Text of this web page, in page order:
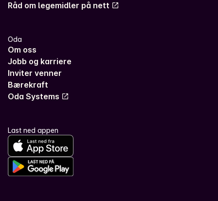
Råd om legemidler på nett
Oda
Om oss
Jobb og karriere
Inviter venner
Bærekraft
Oda Systems
Last ned appen